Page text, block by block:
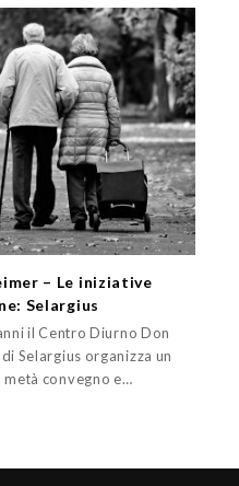
– Le iniziative
Selargius
il Centro Diurno Don
Selargius organizza un
metà convegno e…